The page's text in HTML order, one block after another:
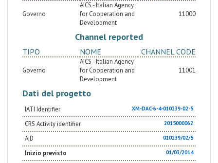
Governo
AICS - Italian Agency
for Cooperation and
Development
11000
Channel reported
TIPO NOME CHANNEL CODE
Governo
AICS - Italian Agency
for Cooperation and
Development
11001
Dati del progetto
IATI Identifier XM-DAC-6-4-010239-02-5
CRS Activity identifier 2015000062
AID 010239/02/5
Inizio previsto 01/03/2014